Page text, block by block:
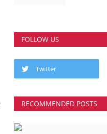
FOLLOW US
Twitter
RECOMMENDED POSTS